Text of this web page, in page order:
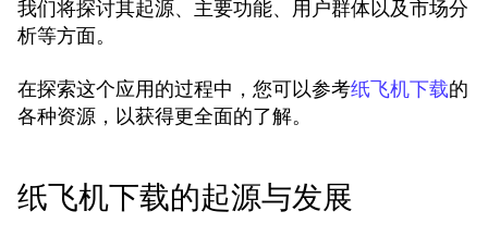
我们将探讨其起源、主要功能、用户群体以及市场分
析等方面。
在探索这个应用的过程中，您可以参考纸飞机下载的
各种资源，以获得更全面的了解。
纸飞机下载的起源与发展